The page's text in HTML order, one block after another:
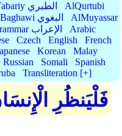
AtTabariy الطبري
AlQurtubi
AlBaghawi البغوي
AlMuyassar
Grammar الإعراب
Arabic
Czech English
French
Korean
Malay
Russian Somali
Spanish
Transliteration [+]
فَلْيَنظُرِ